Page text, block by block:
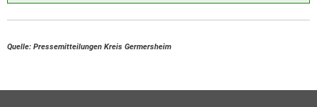
Quelle: Pressemitteilungen Kreis Germersheim